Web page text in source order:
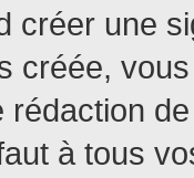
créer une
créée,
rédaction
à tous